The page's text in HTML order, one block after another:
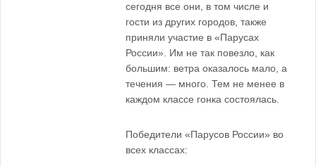
сегодня все они, в том числе и
гости из других городов, также
приняли участие в «Парусах
России». Им не так повезло, как
большим: ветра оказалось мало, а
течения — много. Тем не менее в
каждом классе гонка состоялась.
Победители «Парусов России» во
всех классах: